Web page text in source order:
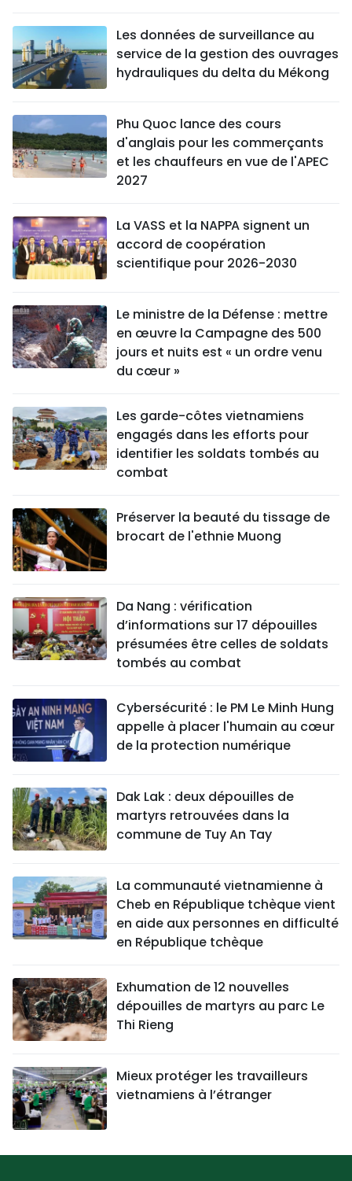
Les données de surveillance au
service de la gestion des ouvrages
hydrauliques du delta du Mékong
Phu Quoc lance des cours
d'anglais pour les commerçants
et les chauffeurs en vue de l'APEC
2027
La VASS et la NAPPA signent un
accord de coopération
scientifique pour 2026-2030
Le ministre de la Défense : mettre
en œuvre la Campagne des 500
jours et nuits est « un ordre venu
du cœur »
Les garde-côtes vietnamiens
engagés dans les efforts pour
identifier les soldats tombés au
combat
Préserver la beauté du tissage de
brocart de l'ethnie Muong
Da Nang : vérification
d’informations sur 17 dépouilles
présumées être celles de soldats
tombés au combat
Cybersécurité : le PM Le Minh Hung
appelle à placer l'humain au cœur
de la protection numérique
Dak Lak : deux dépouilles de
martyrs retrouvées dans la
commune de Tuy An Tay
La communauté vietnamienne à
Cheb en République tchèque vient
en aide aux personnes en difficulté
en République tchèque
Exhumation de 12 nouvelles
dépouilles de martyrs au parc Le
Thi Rieng
Mieux protéger les travailleurs
vietnamiens à l’étranger